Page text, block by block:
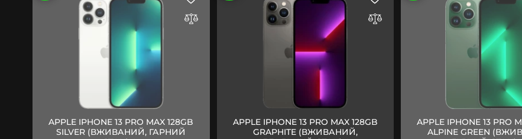
APPLE IPHONE 13 PRO MAX 128GB
SILVER (ВЖИВАНИЙ, ГАРНИЙ
APPLE IPHONE 13 PRO MAX 128GB
GRAPHITE (ВЖИВАНИЙ,
APPLE IPHONE 13 PRO
ALPINE GREEN